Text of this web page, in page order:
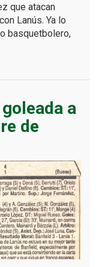
que atacan
Lanús. Ya lo
basquetbolero,
a
de